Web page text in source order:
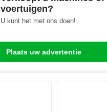
voertuigen?
U kunt het met ons doen!
Plaats uw advertentie